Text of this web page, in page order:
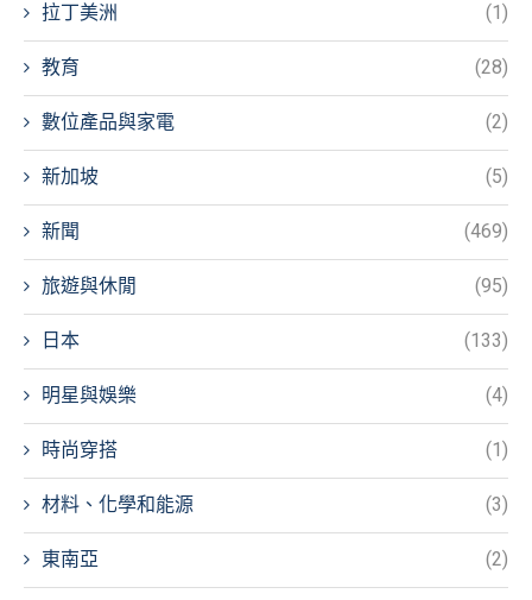
拉丁美洲 (1)
教育 (28)
數位產品與家電 (2)
新加坡 (5)
新聞 (469)
旅遊與休閒 (95)
日本 (133)
明星與娛樂 (4)
時尚穿搭 (1)
材料、化學和能源 (3)
東南亞 (2)